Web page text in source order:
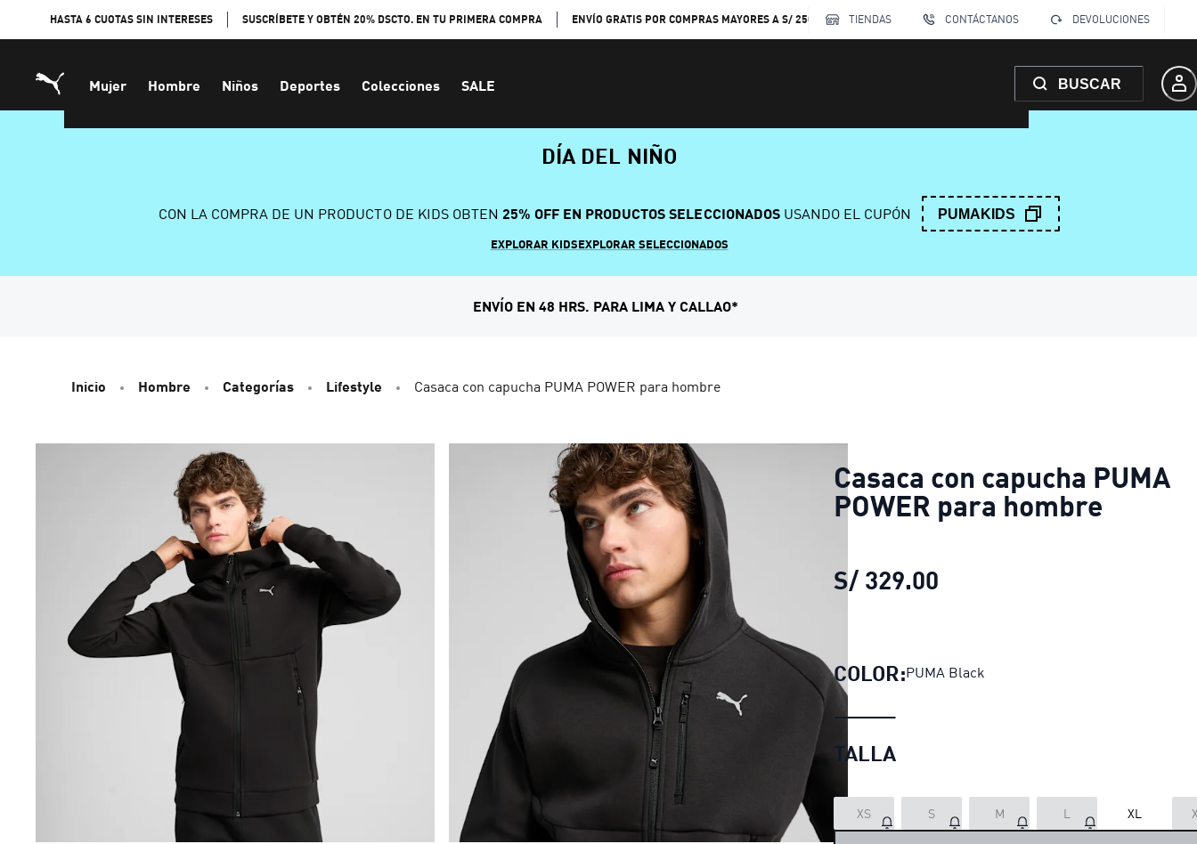
HASTA 6 CUOTAS SIN INTERESES SUSCRÍBETE Y OBTÉN 20% DSCTO. EN TU PRIMERA COMPRA ENVÍO GRATIS POR COMPRAS MAYORES A S/ 250 TIENDAS CONTÁCTANOS DEVOLUCIONES
Mujer Hombre Niños Deportes Colecciones SALE BUSCAR
DÍA DEL NIÑO
CON LA COMPRA DE UN PRODUCTO DE KIDS OBTEN 25% OFF EN PRODUCTOS SELECCIONADOSUSANDO EL CUPÓN PUMAKIDS
EXPLORAR KIDSEXPLORAR SELECCIONADOS
ENVÍO EN 48 HRS. PARA LIMA Y CALLAO*
Inicio Hombre Categorías Lifestyle Casaca con capucha PUMA POWER para hombre
Casaca con capucha PUMA
POWER para hombre
S/ 329.00
COLOR:PUMA Black
TALLA
XS S M L XL